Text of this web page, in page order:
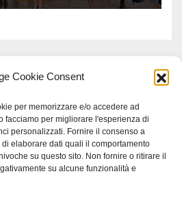
Cookie Consent
per memorizzare e/o accedere ad
facciamo per migliorare l'esperienza di
personalizzati. Fornire il consenso a
elaborare dati quali il comportamento
su questo sito. Non fornire o ritirare il
su alcune funzionalità e